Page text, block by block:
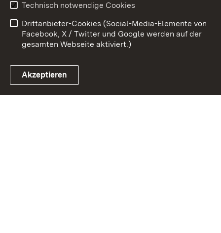
Link zum Landesportal
Barrierefreiheit
Impressum Cookies
Technisch notwendige Cookies
Drittanbieter-Cookies (Social-Media-Elemente von
Facebook, X / Twitter und Google werden auf der
gesamten Webseite aktiviert.)
Akzeptieren